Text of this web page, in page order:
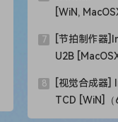
[WiN,
7
[节拍制作器
U2B
8
[视觉合成器]
TCD [WiN]（